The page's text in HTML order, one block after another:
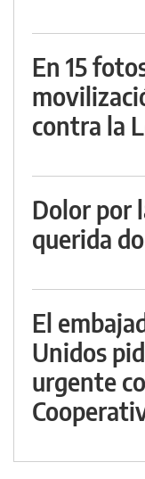
En 15
contra la
Dolor por
querida
El
Unidos
urgente